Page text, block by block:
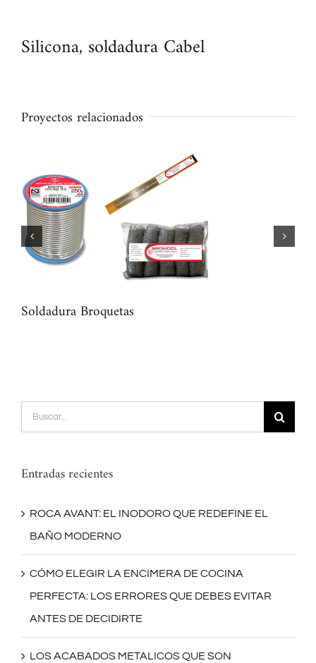
Silicona, soldadura Cabel
Proyectos relacionados
Soldadura Broquetas
Buscar:
Entradas recientes
ROCA AVANT: EL INODORO QUE REDEFINE EL
BAÑO MODERNO
CÓMO ELEGIR LA ENCIMERA DE COCINA
PERFECTA: LOS ERRORES QUE DEBES EVITAR
ANTES DE DECIDIRTE
LOS ACABADOS METALICOS QUE SON